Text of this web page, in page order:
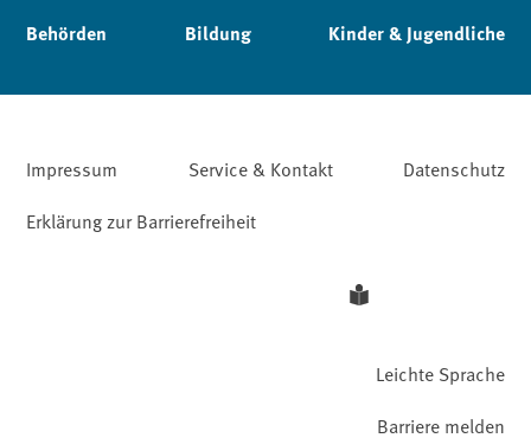
Behörden Bildung Kinder & Jugendliche
Impressum Service & Kontakt
Datenschutz
Erklärung zur Barrierefreiheit
Leichte Sprache
Barriere melden